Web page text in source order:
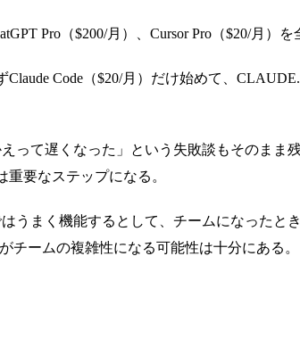
Pro（$200/月）、Cursor Pro（$20/月）
Code（$20/月）だけ始めて、
って遅くなった」という失敗談もそのま
要なステップになる。
うまく機能するとして、チームになったと
ームの複雑性になる可能性は十分にある。